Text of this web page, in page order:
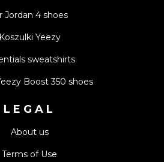
Jordan 4 shoes
Koszulki Yeezy
sweatshirts
Boost 350 shoes
LEGAL
About us
Terms of Use